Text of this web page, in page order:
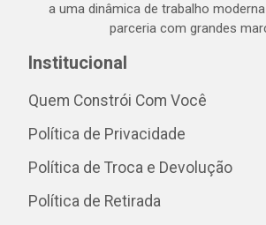
a uma dinâmica de trabalho
parceria com grandes
Institucional
Quem Constrói Com Você
Política de Privacidade
Política de Troca e Devolução
Política de Retirada